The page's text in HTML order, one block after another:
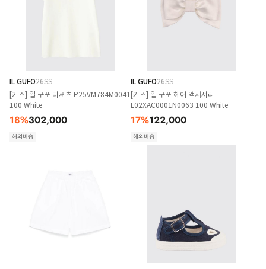
IL GUFO26SS
[키즈] 일 구포 티셔츠 P25VM784M0041
100 White
18%302,000
해외배송
IL GUFO26SS
[키즈] 일 구포 헤어 액세서리
L02XAC0001N0063 100 White
17%122,000
해외배송